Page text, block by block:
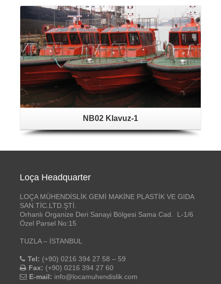
NB02 Klavuz-1
Loça Headquarter
LOÇA MÜHENDİSLİK GEMİ MAKİNE PLASTİK VE GIDA
SAN.TİC.LTD.ŞTİ.
Orhanlı Organize Deri Sanayi Bölgesi Sama Cad. L-1/6
Özel Parsel No:15
TUZLA – İSTANBUL
Tel: (+90) 0216 394 27 58 – 59
Fax: (+90) 0216 394 27 60
E-mail: info@locamuhendislik.com